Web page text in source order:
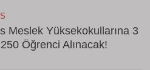
Meslek Yüksekokullarına 3
Öğrenci Alınacak!